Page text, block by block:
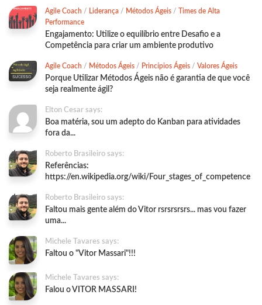
Agile Coach / Liderança / Métodos Ágeis / Times de Alta
Performance
Engajamento: Utilize o equilíbrio entre Desafio e a
Competência para criar um ambiente produtivo
Agile Coach / Métodos Ágeis / Princípios Ágeis / Valores Ágeis
Porque Utilizar Métodos Ágeis não é garantia de que você
seja realmente ágil?
Elton Cesar says:
Boa matéria, sou um adepto do Kanban para atividades
fora da...
Roberto Brasileiro says:
Referências:
https://en.wikipedia.org/wiki/Four_stages_of_competence
Roberto Brasileiro says:
Faltou mais gente além do Vitor rsrsrsrsrs... mas vou fazer
uma...
Michele Tavares says:
Faltou o "Vitor Massari"!!!
Michele Tavares says:
Falou o VITOR MASSARI!